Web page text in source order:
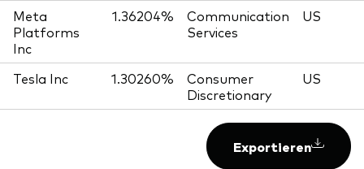
Meta
Platforms
Inc
1.36204%
Communication
Services
US
Tesla Inc 1.30260%
Consumer
Discretionary
US
Exportieren